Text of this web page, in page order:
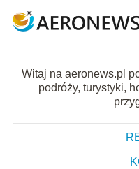
Witaj na aeronews.pl
podróży, turystyki,